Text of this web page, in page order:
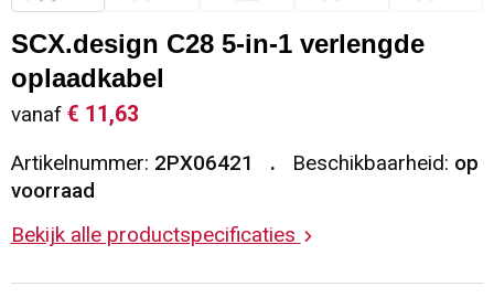
Sleutelhangers en Lanyards
Snoepgoed
Spellen voor binnen en buiten
Vesten
Gilets
Blazers
Restauranttextiel
Reflecterende vesten
Hoofdbescherming
SCX.design C28 5-in-1 verlengde
oplaadkabel
vanaf € 11,63
Artikelnummer: 2PX06421 Beschikbaarheid: op
voorraad
Bekijk alle productspecificaties